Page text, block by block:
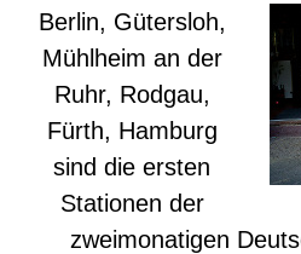
Berlin, Gütersloh,
Mühlheim an der
Ruhr, Rodgau,
Fürth, Hamburg
sind die ersten
Stationen der
zweimonatigen